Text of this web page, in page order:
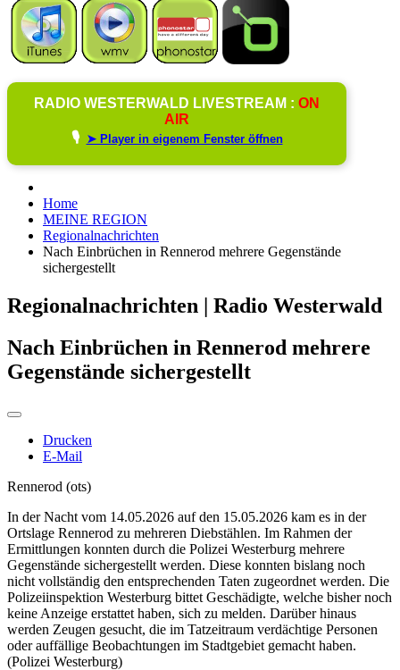
RADIO WESTERWALD LIVESTREAM : ON
AIR
🎙️ ➤ Player in eigenem Fenster öffnen
Home
MEINE REGION
Regionalnachrichten
Nach Einbrüchen in Rennerod mehrere Gegenstände
sichergestellt
Regionalnachrichten | Radio Westerwald
Nach Einbrüchen in Rennerod mehrere
Gegenstände sichergestellt
Drucken
E-Mail
Rennerod (ots)
In der Nacht vom 14.05.2026 auf den 15.05.2026 kam es in der
Ortslage Rennerod zu mehreren Diebstählen. Im Rahmen der
Ermittlungen konnten durch die Polizei Westerburg mehrere
Gegenstände sichergestellt werden. Diese konnten bislang noch
nicht vollständig den entsprechenden Taten zugeordnet werden. Die
Polizeiinspektion Westerburg bittet Geschädigte, welche bisher noch
keine Anzeige erstattet haben, sich zu melden. Darüber hinaus
werden Zeugen gesucht, die im Tatzeitraum verdächtige Personen
oder auffällige Beobachtungen im Stadtgebiet gemacht haben.
(Polizei Westerburg)